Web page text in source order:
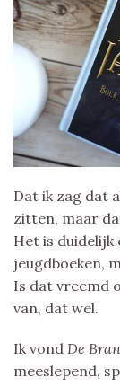
Dat ik zag dat
zitten, maar
Het is duidelijk
jeugdboeken,
Is dat vreemd
van, dat wel.
Ik vond De
meeslepend,